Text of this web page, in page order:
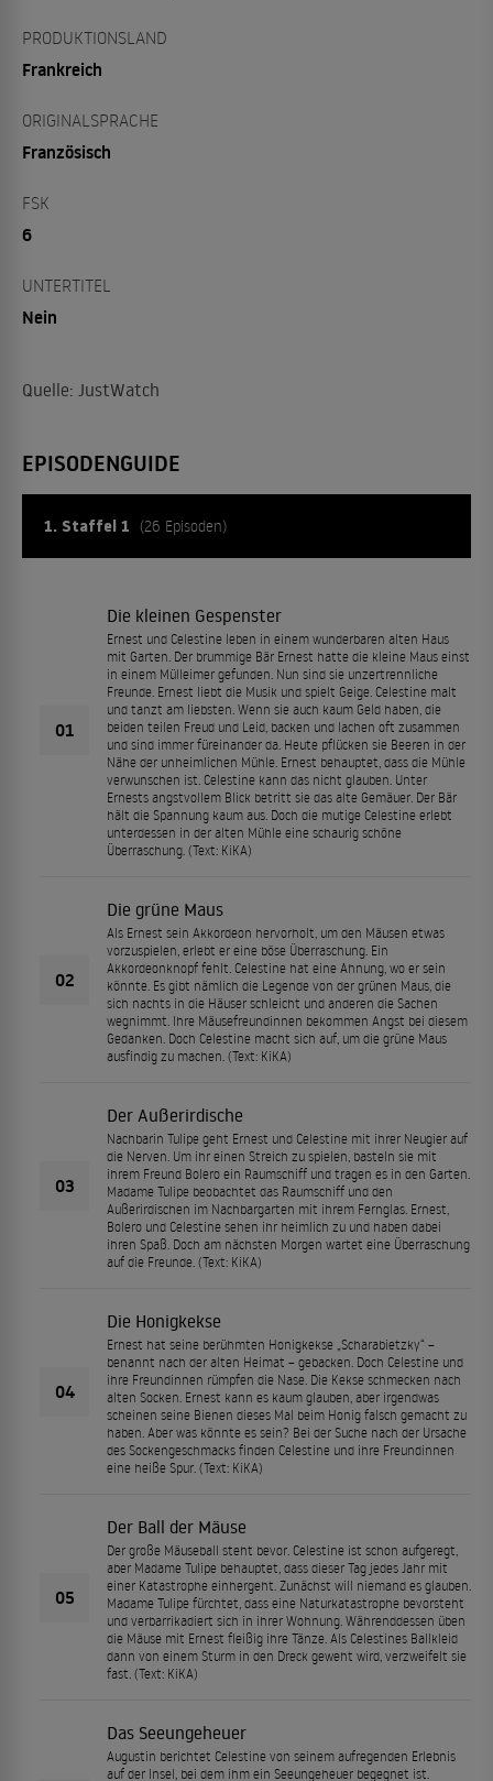
PRODUKTIONSLAND
Frankreich
ORIGINALSPRACHE
Französisch
FSK
6
UNTERTITEL
Nein
Quelle: JustWatch
EPISODENGUIDE
1. Staffel 1 (26 Episoden)
01
Die kleinen Gespenster
Ernest und Celestine leben in einem wunderbaren alten Haus
mit Garten. Der brummige Bär Ernest hatte die kleine Maus einst
in einem Mülleimer gefunden. Nun sind sie unzertrennliche
Freunde. Ernest liebt die Musik und spielt Geige. Celestine malt
und tanzt am liebsten. Wenn sie auch kaum Geld haben, die
beiden teilen Freud und Leid, backen und lachen oft zusammen
und sind immer füreinander da. Heute pflücken sie Beeren in der
Nähe der unheimlichen Mühle. Ernest behauptet, dass die Mühle
verwunschen ist. Celestine kann das nicht glauben. Unter
Ernests angstvollem Blick betritt sie das alte Gemäuer. Der Bär
hält die Spannung kaum aus. Doch die mutige Celestine erlebt
unterdessen in der alten Mühle eine schaurig schöne
Überraschung. (Text: KiKA)
02
Die grüne Maus
Als Ernest sein Akkordeon hervorholt, um den Mäusen etwas
vorzuspielen, erlebt er eine böse Überraschung. Ein
Akkordeonknopf fehlt. Celestine hat eine Ahnung, wo er sein
könnte. Es gibt nämlich die Legende von der grünen Maus, die
sich nachts in die Häuser schleicht und anderen die Sachen
wegnimmt. Ihre Mäusefreundinnen bekommen Angst bei diesem
Gedanken. Doch Celestine macht sich auf, um die grüne Maus
ausfindig zu machen. (Text: KiKA)
03
Der Außerirdische
Nachbarin Tulipe geht Ernest und Celestine mit ihrer Neugier auf
die Nerven. Um ihr einen Streich zu spielen, basteln sie mit
ihrem Freund Bolero ein Raumschiff und tragen es in den Garten.
Madame Tulipe beobachtet das Raumschiff und den
Außerirdischen im Nachbargarten mit ihrem Fernglas. Ernest,
Bolero und Celestine sehen ihr heimlich zu und haben dabei
ihren Spaß. Doch am nächsten Morgen wartet eine Überraschung
auf die Freunde. (Text: KiKA)
04
Die Honigkekse
Ernest hat seine berühmten Honigkekse „Scharabietzky“ –
benannt nach der alten Heimat – gebacken. Doch Celestine und
ihre Freundinnen rümpfen die Nase. Die Kekse schmecken nach
alten Socken. Ernest kann es kaum glauben, aber irgendwas
scheinen seine Bienen dieses Mal beim Honig falsch gemacht zu
haben. Aber was könnte es sein? Bei der Suche nach der Ursache
des Sockengeschmacks finden Celestine und ihre Freundinnen
eine heiße Spur. (Text: KiKA)
05
Der Ball der Mäuse
Der große Mäuseball steht bevor. Celestine ist schon aufgeregt,
aber Madame Tulipe behauptet, dass dieser Tag jedes Jahr mit
einer Katastrophe einhergeht. Zunächst will niemand es glauben.
Madame Tulipe fürchtet, dass eine Naturkatastrophe bevorsteht
und verbarrikadiert sich in ihrer Wohnung. Währenddessen üben
die Mäuse mit Ernest fleißig ihre Tänze. Als Celestines Ballkleid
dann von einem Sturm in den Dreck geweht wird, verzweifelt sie
fast. (Text: KiKA)
Das Seeungeheuer
Augustin berichtet Celestine von seinem aufregenden Erlebnis
auf der Insel, bei dem ihm ein Seeungeheuer begegnet ist.